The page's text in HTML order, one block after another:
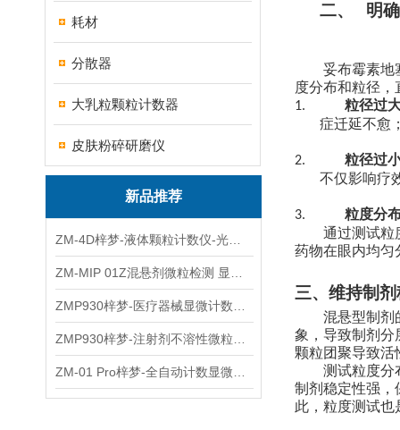
耗材
分散器
大乳粒颗粒计数器
皮肤粉碎研磨仪
新品推荐
二、 明确
妥布霉素地
度分布和粒径
1.
粒径过
症迁延不愈
2.
粒径过
不仅影响疗
3.
粒度分
通过测试粒
药物在眼内均匀
三、维持制
混悬型制剂
象，导致制剂
颗粒团聚导致活
测试粒度分
制剂稳定性强，
此，粒度测试也